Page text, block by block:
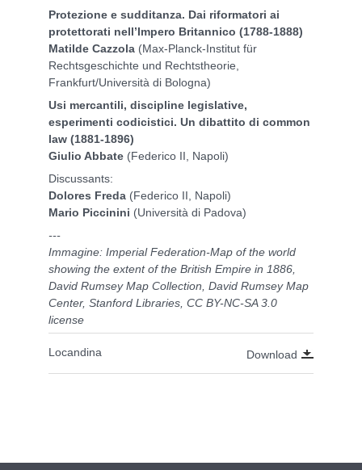
Protezione e sudditanza. Dai riformatori ai
protettorati nell’Impero Britannico (1788-1888)
Matilde Cazzola (Max-Planck-Institut für
Rechtsgeschichte und Rechtstheorie,
Frankfurt/Università di Bologna)
Usi mercantili, discipline legislative,
esperimenti codicistici. Un dibattito di common
law (1881-1896)
Giulio Abbate (Federico II, Napoli)
Discussants:
Dolores Freda (Federico II, Napoli)
Mario Piccinini (Università di Padova)
---
Immagine: Imperial Federation-Map of the world
showing the extent of the British Empire in 1886,
David Rumsey Map Collection, David Rumsey Map
Center, Stanford Libraries, CC BY-NC-SA 3.0
license
Locandina Download